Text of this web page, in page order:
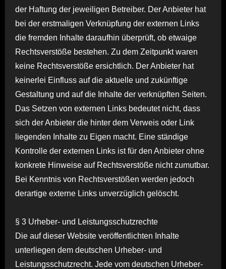
der Haftung der jeweiligen Betreiber. Der Anbieter hat
bei der erstmaligen Verknüpfung der externen Links
die fremden Inhalte daraufhin überprüft, ob etwaige
Rechtsverstöße bestehen. Zu dem Zeitpunkt waren
keine Rechtsverstöße ersichtlich. Der Anbieter hat
keinerlei Einfluss auf die aktuelle und zukünftige
Gestaltung und auf die Inhalte der verknüpften Seiten.
Das Setzen von externen Links bedeutet nicht, dass
sich der Anbieter die hinter dem Verweis oder Link
liegenden Inhalte zu Eigen macht. Eine ständige
Kontrolle der externen Links ist für den Anbieter ohne
konkrete Hinweise auf Rechtsverstöße nicht zumutbar.
Bei Kenntnis von Rechtsverstößen werden jedoch
derartige externe Links unverzüglich gelöscht.
§ 3 Urheber- und Leistungsschutzrechte
Die auf dieser Website veröffentlichten Inhalte
unterliegen dem deutschen Urheber- und
Leistungsschutzrecht. Jede vom deutschen Urheber-